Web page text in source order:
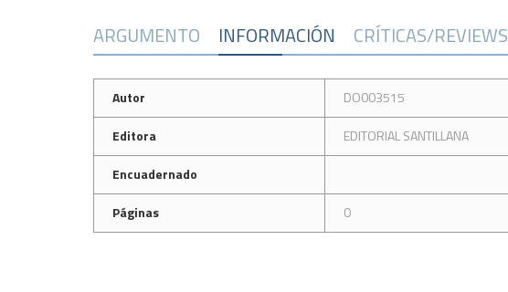
ARGUMENTO INFORMACIÓN CRÍTICAS/REVIEWS
Autor
DO003515
Editora
EDITORIAL SANTILLANA
Encuadernado
Páginas
0